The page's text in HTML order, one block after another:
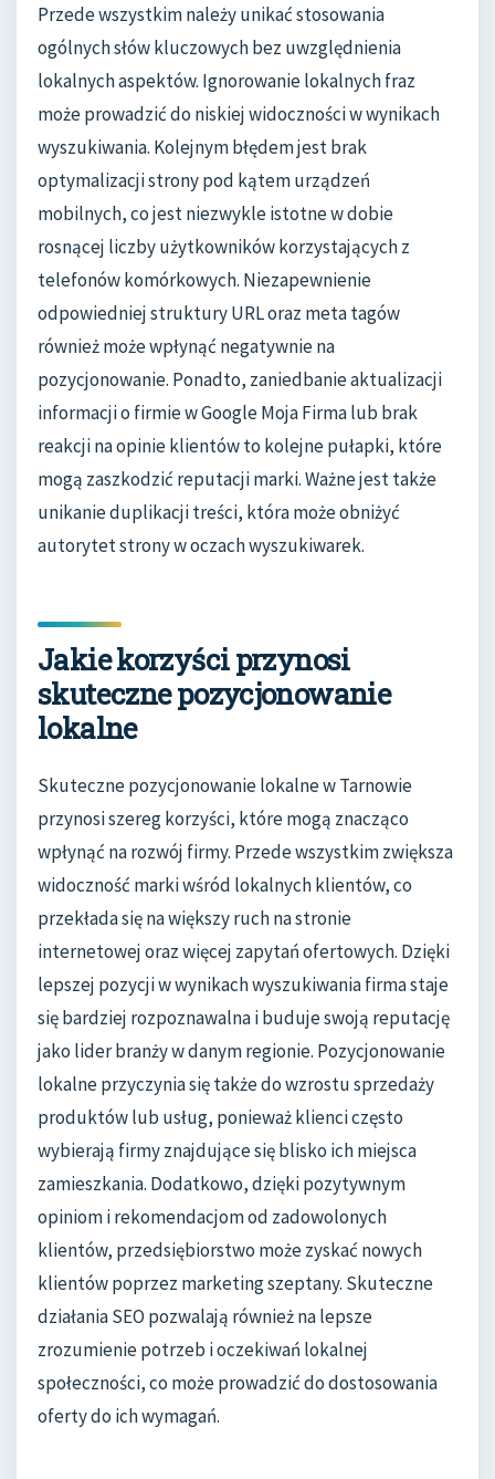
Przede wszystkim należy unikać stosowania
ogólnych słów kluczowych bez uwzględnienia
lokalnych aspektów. Ignorowanie lokalnych fraz
może prowadzić do niskiej widoczności w wynikach
wyszukiwania. Kolejnym błędem jest brak
optymalizacji strony pod kątem urządzeń
mobilnych, co jest niezwykle istotne w dobie
rosnącej liczby użytkowników korzystających z
telefonów komórkowych. Niezapewnienie
odpowiedniej struktury URL oraz meta tagów
również może wpłynąć negatywnie na
pozycjonowanie. Ponadto, zaniedbanie aktualizacji
informacji o firmie w Google Moja Firma lub brak
reakcji na opinie klientów to kolejne pułapki, które
mogą zaszkodzić reputacji marki. Ważne jest także
unikanie duplikacji treści, która może obniżyć
autorytet strony w oczach wyszukiwarek.
Jakie korzyści przynosi
skuteczne pozycjonowanie
lokalne
Skuteczne pozycjonowanie lokalne w Tarnowie
przynosi szereg korzyści, które mogą znacząco
wpłynąć na rozwój firmy. Przede wszystkim zwiększa
widoczność marki wśród lokalnych klientów, co
przekłada się na większy ruch na stronie
internetowej oraz więcej zapytań ofertowych. Dzięki
lepszej pozycji w wynikach wyszukiwania firma staje
się bardziej rozpoznawalna i buduje swoją reputację
jako lider branży w danym regionie. Pozycjonowanie
lokalne przyczynia się także do wzrostu sprzedaży
produktów lub usług, ponieważ klienci często
wybierają firmy znajdujące się blisko ich miejsca
zamieszkania. Dodatkowo, dzięki pozytywnym
opiniom i rekomendacjom od zadowolonych
klientów, przedsiębiorstwo może zyskać nowych
klientów poprzez marketing szeptany. Skuteczne
działania SEO pozwalają również na lepsze
zrozumienie potrzeb i oczekiwań lokalnej
społeczności, co może prowadzić do dostosowania
oferty do ich wymagań.